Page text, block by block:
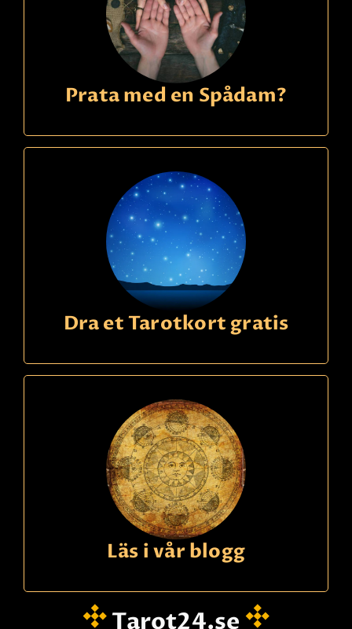
Prata med en Spådam?
Dra et Tarotkort gratis
Läs i vår blogg
Tarot24.se